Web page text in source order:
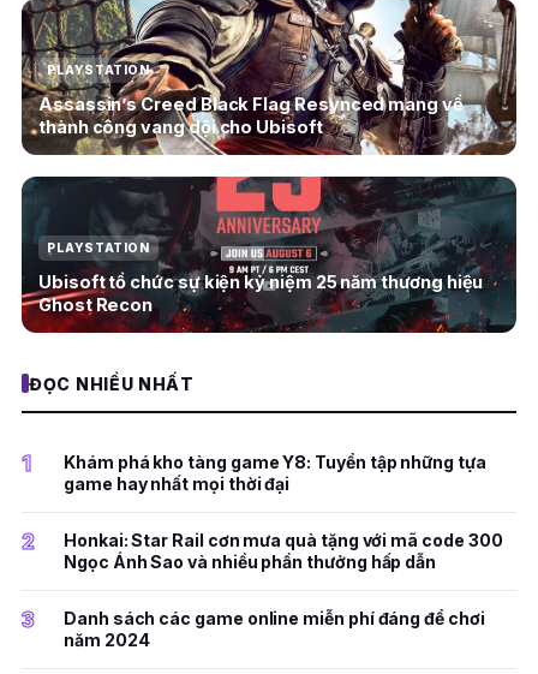
PLAYSTATION
Assassin’s Creed Black Flag Resynced mang về
thành công vang dội cho Ubisoft
PLAYSTATION
Ubisoft tổ chức sự kiện kỷ niệm 25 năm thương hiệu
Ghost Recon
ĐỌC NHIỀU NHẤT
1
Khám phá kho tàng game Y8: Tuyển tập những tựa
game hay nhất mọi thời đại
2
Honkai: Star Rail cơn mưa quà tặng với mã code 300
Ngọc Ánh Sao và nhiều phần thưởng hấp dẫn
3
Danh sách các game online miễn phí đáng để chơi
năm 2024